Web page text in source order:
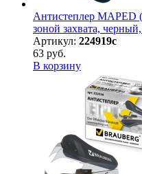
Антистеплер MAPED
зоной захвата,
Артикул: 224919с
63 руб.
В корзину